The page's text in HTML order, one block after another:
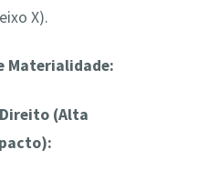
X).
Materialidade:
(Alta